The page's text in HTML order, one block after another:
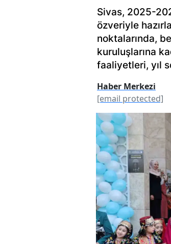
Sivas, 2025-
özveriyle
noktalarında,
kuruluşlarına
faaliyetleri, yıl
Haber Merkezi
[email protected]